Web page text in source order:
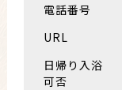
電話番号
URL
日帰り入浴
可否